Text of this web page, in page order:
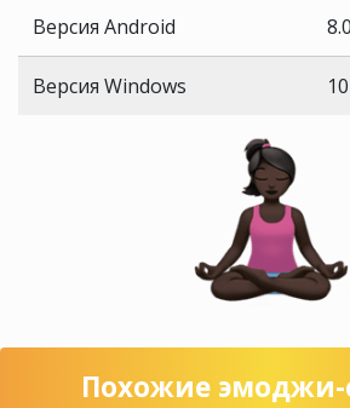
Версия Android 8.0
Версия Windows
Похожие